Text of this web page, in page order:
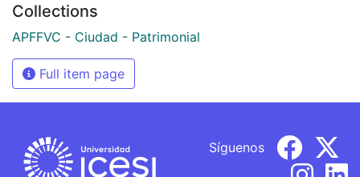
Collections
APFFVC - Ciudad - Patrimonial
Full item page
Síguenos